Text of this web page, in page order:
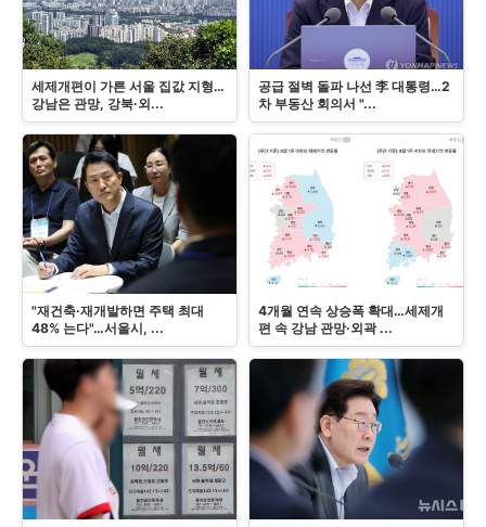
세제개편이 가른 서울 집값 지형…
강남은 관망, 강북·외...
공급 절벽 돌파 나선 李 대통령…2
차 부동산 회의서 "...
"재건축·재개발하면 주택 최대
48% 는다"…서울시, ...
4개월 연속 상승폭 확대…세제개
편 속 강남 관망·외곽 ...